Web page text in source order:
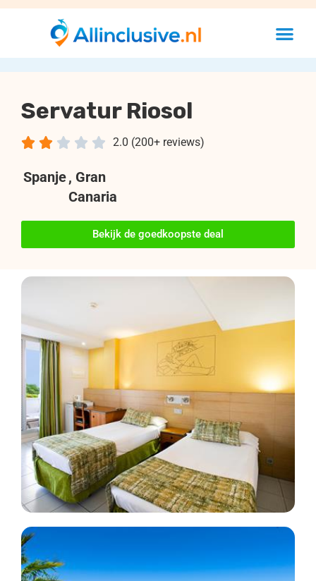
Servatur Riosol
2.0 (200+ reviews)
    
Spanje, Gran
Canaria
Bekijk de goedkoopste deal